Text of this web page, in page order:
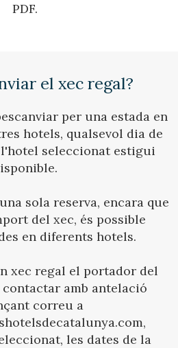
localitzador
PDF.
el xec regal?
per una estada en
hotels, qualsevol dia de
seleccionat estigui
sola reserva, encara que
del xec, és possible
en diferents hotels.
xec regal el portador del
amb antelació
correu a
les dates de la